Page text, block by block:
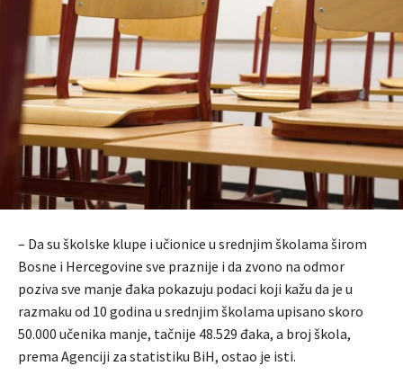
– Da su školske klupe i učionice u srednjim školama širom
Bosne i Hercegovine sve praznije i da zvono na odmor
poziva sve manje đaka pokazuju podaci koji kažu da je u
razmaku od 10 godina u srednjim školama upisano skoro
50.000 učenika manje, tačnije 48.529 đaka, a broj škola,
prema Agenciji za statistiku BiH, ostao je isti.